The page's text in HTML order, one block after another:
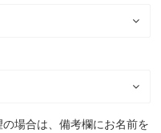
場合は、備考欄にお名前を